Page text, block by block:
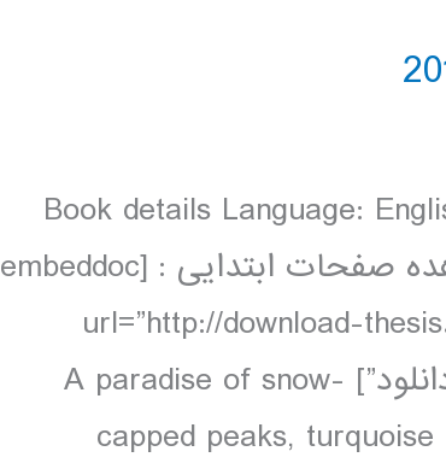
Book details Language:
pages, 32 pp colour, 49 maps دانلود و مشاهده صفحات ابتدایی : [embeddoc
url=”http://download-
contents.unlocked.pdf” download=”all” text=”دانلود”] A paradise of snow-
capped peaks,